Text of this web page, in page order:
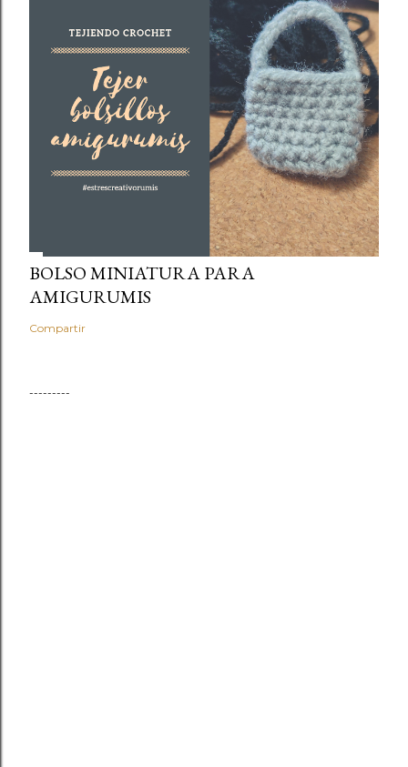
BOLSO MINIATURA PARA
AMIGURUMIS
Compartir
---------